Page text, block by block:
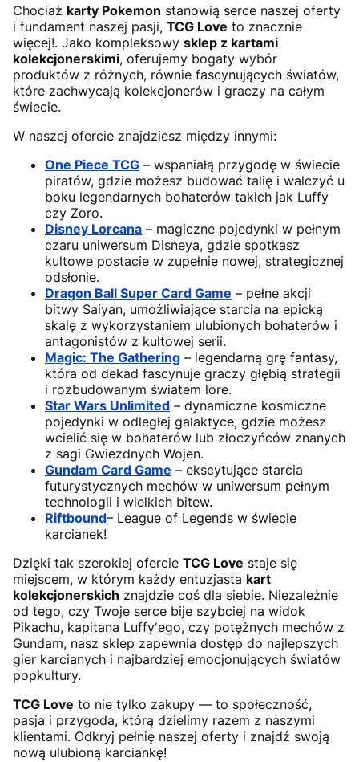
Chociaż karty Pokemon stanowią serce naszej oferty
i fundament naszej pasji, TCG Love to znacznie
więcej!. Jako kompleksowy sklep z kartami
kolekcjonerskimi, oferujemy bogaty wybór
produktów z różnych, równie fascynujących światów,
które zachwycają kolekcjonerów i graczy na całym
świecie.
W naszej ofercie znajdziesz między innymi:
One Piece TCG – wspaniałą przygodę w świecie
piratów, gdzie możesz budować talię i walczyć u
boku legendarnych bohaterów takich jak Luffy
czy Zoro.
Disney Lorcana – magiczne pojedynki w pełnym
czaru uniwersum Disneya, gdzie spotkasz
kultowe postacie w zupełnie nowej, strategicznej
odsłonie.
Dragon Ball Super Card Game – pełne akcji
bitwy Saiyan, umożliwiające starcia na epicką
skalę z wykorzystaniem ulubionych bohaterów i
antagonistów z kultowej serii.
Magic: The Gathering – legendarną grę fantasy,
która od dekad fascynuje graczy głębią strategii
i rozbudowanym światem lore.
Star Wars Unlimited – dynamiczne kosmiczne
pojedynki w odległej galaktyce, gdzie możesz
wcielić się w bohaterów lub złoczyńców znanych
z sagi Gwiezdnych Wojen.
Gundam Card Game – ekscytujące starcia
futurystycznych mechów w uniwersum pełnym
technologii i wielkich bitew.
Riftbound– League of Legends w świecie
karcianek!
Dzięki tak szerokiej ofercie TCG Love staje się
miejscem, w którym każdy entuzjasta kart
kolekcjonerskich znajdzie coś dla siebie. Niezależnie
od tego, czy Twoje serce bije szybciej na widok
Pikachu, kapitana Luffy'ego, czy potężnych mechów z
Gundam, nasz sklep zapewnia dostęp do najlepszych
gier karcianych i najbardziej emocjonujących światów
popkultury.
TCG Love to nie tylko zakupy — to społeczność,
pasja i przygoda, którą dzielimy razem z naszymi
klientami. Odkryj pełnię naszej oferty i znajdź swoją
nową ulubioną karciankę!